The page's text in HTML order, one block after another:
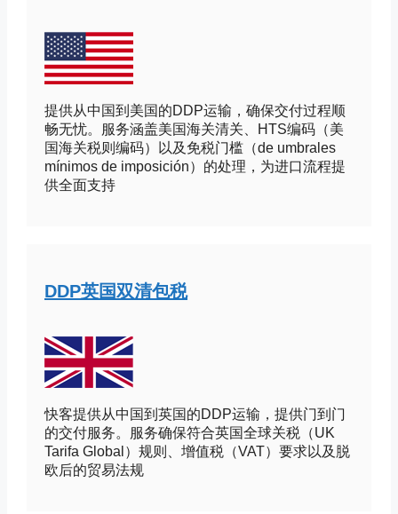
提供从中国到美国的DDP运输，确保交付过程顺
畅无忧。服务涵盖美国海关清关、HTS编码（美
国海关税则编码）以及免税门槛（de umbrales
mínimos de imposición）的处理，为进口流程提
供全面支持
DDP英国双清包税
快客提供从中国到英国的DDP运输，提供门到门
的交付服务。服务确保符合英国全球关税（UK
Tarifa Global）规则、增值税（VAT）要求以及脱
欧后的贸易法规